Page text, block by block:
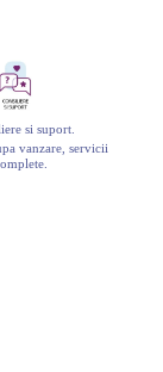
si suport.
vanzare, servicii